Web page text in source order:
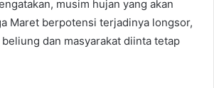
musim hujan yang akan
Maret berpotensi terjadinya longsor,
dan masyarakat diinta tetap